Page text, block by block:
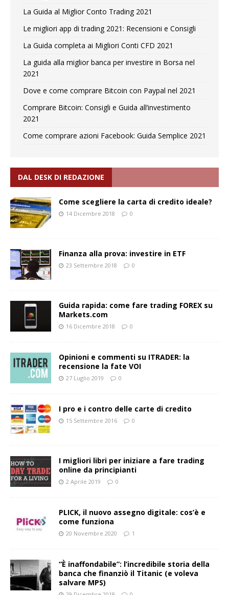
La Guida al Miglior Conto Trading 2021
Le migliori app di trading 2021: Recensioni e Consigli
La Guida completa ai Migliori Conti CFD 2021
La guida alla miglior banca per investire in Borsa nel
2021
Dove e come comprare Bitcoin con Paypal nel 2021
Comprare Bitcoin: Consigli e Guida all’investimento
2021
Come comprare azioni Facebook: Guida Semplice 2021
DAL DESK DI REDAZIONE
Come scegliere la carta di credito ideale?
14 Dicembre 2018 0
Finanza alla prova: investire in ETF
23 Settembre 2018 0
Guida rapida: come fare trading FOREX su
Markets.com
16 Dicembre 2018 0
Opinioni e commenti su ITRADER: la
recensione la fate VOI
27 Luglio 2019 0
I pro e i contro delle carte di credito
15 Settembre 2016 0
I migliori libri per iniziare a fare trading
online da principianti
2 Aprile 2019 0
PLICK, il nuovo assegno digitale: cos’è e
come funziona
20 Novembre 2020 1
“È inaffondabile”: l’incredibile storia della
banca che finanziò il Titanic (e voleva
salvare MPS)